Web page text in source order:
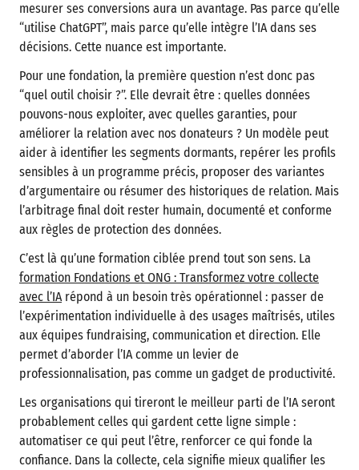
mesurer ses conversions aura un avantage. Pas parce qu’elle
“utilise ChatGPT”, mais parce qu’elle intègre l’IA dans ses
décisions. Cette nuance est importante.
Pour une fondation, la première question n’est donc pas
“quel outil choisir ?”. Elle devrait être : quelles données
pouvons-nous exploiter, avec quelles garanties, pour
améliorer la relation avec nos donateurs ? Un modèle peut
aider à identifier les segments dormants, repérer les profils
sensibles à un programme précis, proposer des variantes
d’argumentaire ou résumer des historiques de relation. Mais
l’arbitrage final doit rester humain, documenté et conforme
aux règles de protection des données.
C’est là qu’une formation ciblée prend tout son sens. La
formation Fondations et ONG : Transformez votre collecte
avec l’IArépond à un besoin très opérationnel : passer de
l’expérimentation individuelle à des usages maîtrisés, utiles
aux équipes fundraising, communication et direction. Elle
permet d’aborder l’IA comme un levier de
professionnalisation, pas comme un gadget de productivité.
Les organisations qui tireront le meilleur parti de l’IA seront
probablement celles qui gardent cette ligne simple :
automatiser ce qui peut l’être, renforcer ce qui fonde la
confiance. Dans la collecte, cela signifie mieux qualifier les